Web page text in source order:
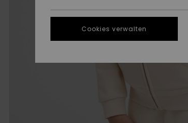
Cookies verwalten